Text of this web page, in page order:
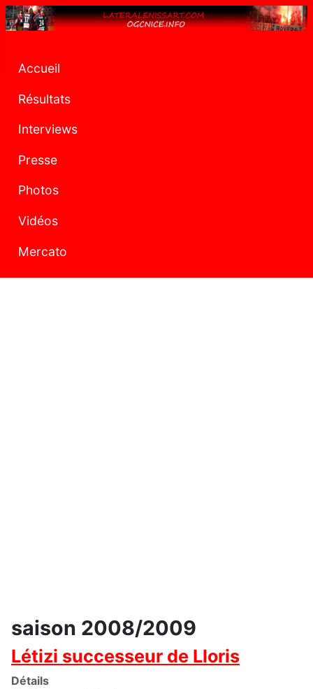
Accueil
Résultats
Interviews
Presse
Photos
Vidéos
Mercato
saison 2008/2009
Létizi successeur de Lloris
Détails